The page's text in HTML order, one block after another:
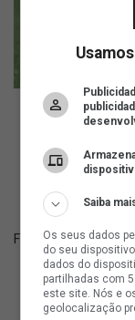
Fonte:ge
Saiba
Os seus dados
do seu
dados do
partilhadas com
este site. Nós e
geolocalização